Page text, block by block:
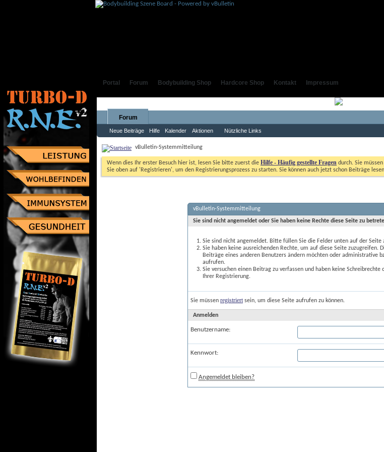
Portal Forum Bodybuilding Shop Hardcore Shop Kontakt Impressum
Forum
Neue Beiträge Hilfe Kalender Aktionen Nützliche Links
vBulletin-Systemmitteilung
Wenn dies Ihr erster Besuch hier ist, lesen Sie bitte zuerst die Hilfe - Häufig gestellte Fragen durch. Sie
Sie oben auf 'Registrieren', um den Registrierungsprozess zu starten. Sie können auch jetzt schon Beiträge
vBulletin-Systemmitteilung
Sie sind nicht angemeldet oder Sie haben keine Rechte diese Seite zu
Sie sind nicht angemeldet. Bitte füllen Sie die Felder unten auf der Seite
Sie haben keine ausreichenden Rechte, um auf diese Seite zuzugreifen.
Beiträge eines anderen Benutzers ändern möchten oder administrative
aufrufen.
Sie versuchen einen Beitrag zu verfassen und haben keine
Ihrer Registrierung.
Sie müssen registriert sein, um diese Seite aufrufen zu können.
Anmelden
Benutzername:
Kennwort:
Angemeldet bleiben?